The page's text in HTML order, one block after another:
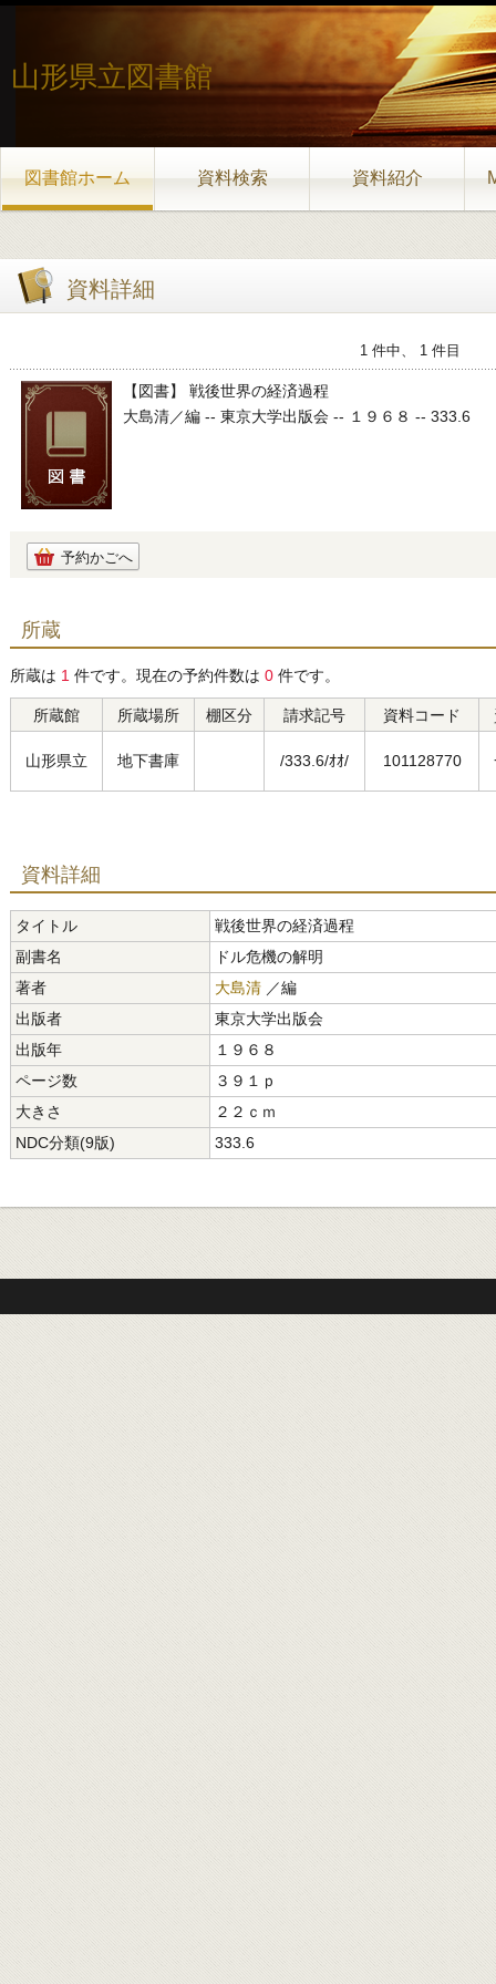
山形県立図書館
図書館ホーム 資料検索 資料紹介
資料詳細
1 件中、 1 件目
【図書】 戦後世界の経済過程
大島清／編 -- 東京大学出版会 -- １９６８ -- 333.6
予約かごへ
所蔵
所蔵は 1 件です。現在の予約件数は 0 件です。
所蔵館 所蔵場所 棚区分 請求記号 資料コード
山形県立 地下書庫 /333.6/ｵｵ/ 101128770
資料詳細
タイトル
戦後世界の経済過程
副書名
ドル危機の解明
著者
大島清 ／編
出版者
東京大学出版会
出版年
１９６８
ページ数
３９１ｐ
大きさ
２２ｃｍ
NDC分類(9版)
333.6